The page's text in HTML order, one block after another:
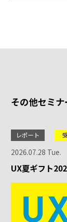
その他セミ
レポート
2026.07.28 Tue.
UX夏ギフト